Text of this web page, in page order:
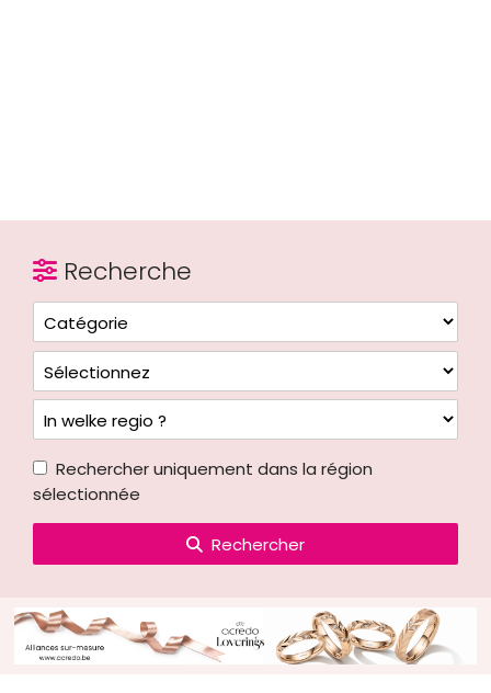
Recherche
Rechercher uniquement dans la région
sélectionnée
Rechercher